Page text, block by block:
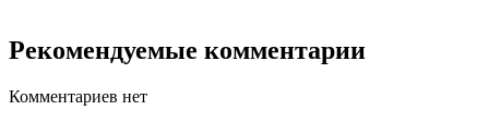
Рекомендуемые комментарии
Комментариев нет